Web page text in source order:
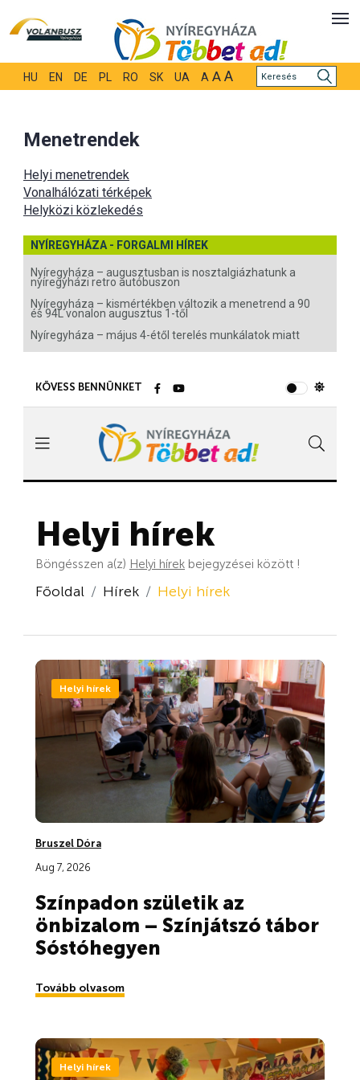
HU EN DE PL RO SK UA A A A
Menetrendek
Helyi menetrendek
Vonalhálózati térképek
Helyközi közlekedés
NYÍREGYHÁZA - FORGALMI HÍREK
Nyíregyháza – augusztusban is nosztalgiázhatunk a
nyíregyházi retro autóbuszon
Nyíregyháza – kismértékben változik a menetrend a 90
és 94L vonalon augusztus 1-től
Nyíregyháza – május 4-étől terelés munkálatok miatt